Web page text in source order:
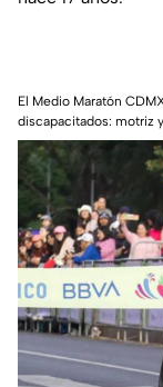
El Medio Maratón
discapacitados: motriz